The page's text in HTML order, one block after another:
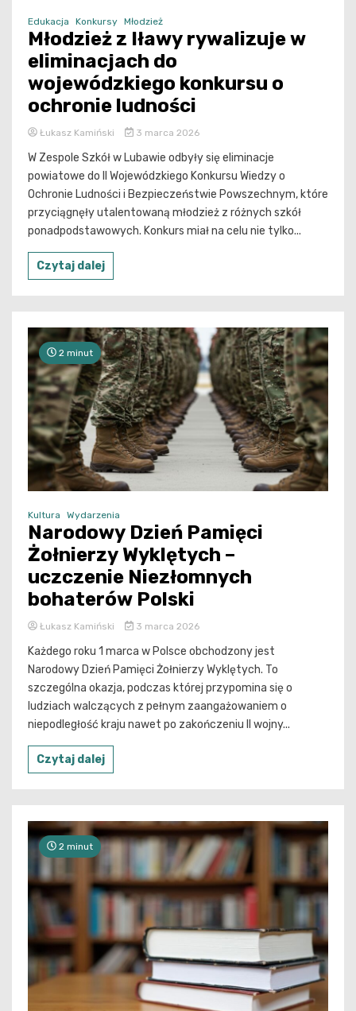
Edukacja Konkursy Młodzież
Młodzież z Iławy rywalizuje w
eliminacjach do
wojewódzkiego konkursu o
ochronie ludności
Łukasz Kamiński 3 marca 2026
W Zespole Szkół w Lubawie odbyły się eliminacje
powiatowe do II Wojewódzkiego Konkursu Wiedzy o
Ochronie Ludności i Bezpieczeństwie Powszechnym, które
przyciągnęły utalentowaną młodzież z różnych szkół
ponadpodstawowych. Konkurs miał na celu nie tylko...
Czytaj dalej
2 minut
Kultura Wydarzenia
Narodowy Dzień Pamięci
Żołnierzy Wyklętych –
uczczenie Niezłomnych
bohaterów Polski
Łukasz Kamiński 3 marca 2026
Każdego roku 1 marca w Polsce obchodzony jest
Narodowy Dzień Pamięci Żołnierzy Wyklętych. To
szczególna okazja, podczas której przypomina się o
ludziach walczących z pełnym zaangażowaniem o
niepodległość kraju nawet po zakończeniu II wojny...
Czytaj dalej
2 minut